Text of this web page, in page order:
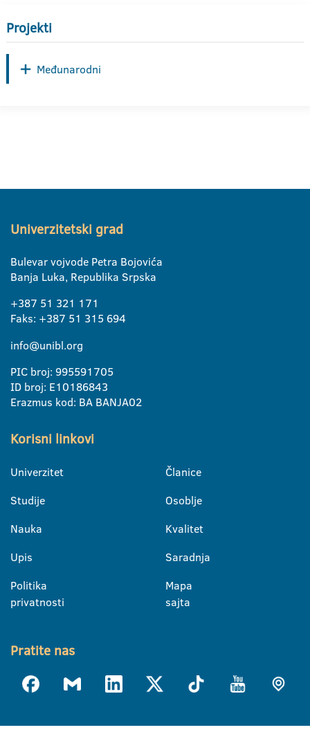
Projekti
Međunarodni
Univerzitetski grad
Bulevar vojvode Petra Bojovića
Banja Luka, Republika Srpska
+387 51 321 171
Faks: +387 51 315 694
info@unibl.org
PIC broj: 995591705
ID broj: E10186843
Erazmus kod: BA BANJA02
Korisni linkovi
Univerzitet
Studije
Nauka
Upis
Politika
privatnosti
Članice
Osoblje
Kvalitet
Saradnja
Mapa
sajta
Pratite nas